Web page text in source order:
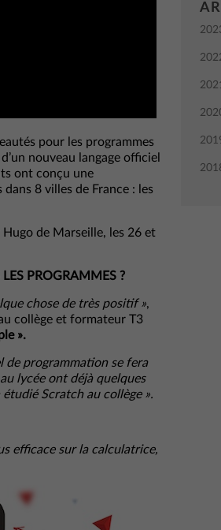
pour les programmes
nouveau langage officiel
ont conçu une
8 villes de France : les
de Marseille, les 26 et
PROGRAMMES ?
chose de très positif »,
collège et formateur T3
».
de programmation se fera
lycée ont déjà quelques
Scratch au collège ».
efficace sur la calculatrice,